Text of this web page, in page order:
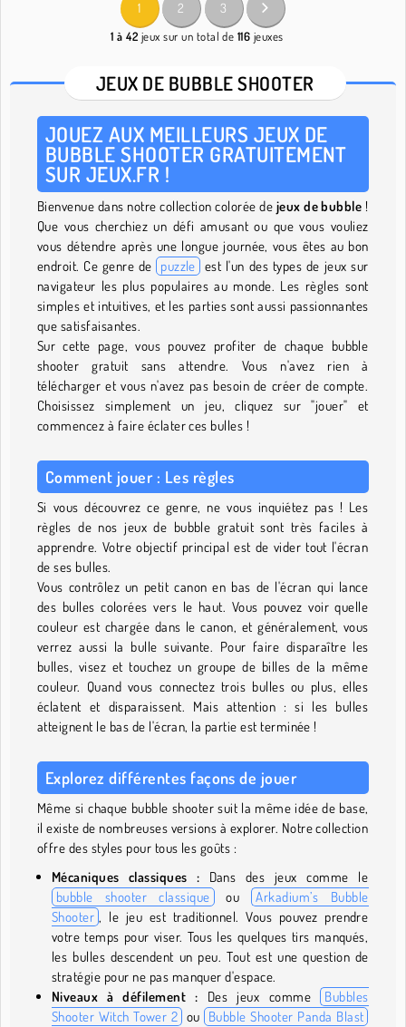
1 2 3
1 à 42 jeux sur un total de 116 jeuxes
JEUX DE BUBBLE SHOOTER
JOUEZ AUX MEILLEURS JEUX DE
BUBBLE SHOOTER GRATUITEMENT
SUR JEUX.FR !
Bienvenue dans notre collection colorée de jeux de bubble !
Que vous cherchiez un défi amusant ou que vous vouliez
vous détendre après une longue journée, vous êtes au bon
endroit. Ce genre de puzzle est l'un des types de jeux sur
navigateur les plus populaires au monde. Les règles sont
simples et intuitives, et les parties sont aussi passionnantes
que satisfaisantes.
Sur cette page, vous pouvez profiter de chaque bubble
shooter gratuit sans attendre. Vous n'avez rien à
télécharger et vous n'avez pas besoin de créer de compte.
Choisissez simplement un jeu, cliquez sur "jouer" et
commencez à faire éclater ces bulles !
Comment jouer : Les règles
Si vous découvrez ce genre, ne vous inquiétez pas ! Les
règles de nos jeux de bubble gratuit sont très faciles à
apprendre. Votre objectif principal est de vider tout l'écran
de ses bulles.
Vous contrôlez un petit canon en bas de l'écran qui lance
des bulles colorées vers le haut. Vous pouvez voir quelle
couleur est chargée dans le canon, et généralement, vous
verrez aussi la bulle suivante. Pour faire disparaître les
bulles, visez et touchez un groupe de billes de la même
couleur. Quand vous connectez trois bulles ou plus, elles
éclatent et disparaissent. Mais attention : si les bulles
atteignent le bas de l'écran, la partie est terminée !
Explorez différentes façons de jouer
Même si chaque bubble shooter suit la même idée de base,
il existe de nombreuses versions à explorer. Notre collection
offre des styles pour tous les goûts :
Mécaniques classiques : Dans des jeux comme le
bubble shooter classique
ou
Arkadium’s Bubble
Shooter , le jeu est traditionnel. Vous pouvez prendre
votre temps pour viser. Tous les quelques tirs manqués,
les bulles descendent un peu. Tout est une question de
stratégie pour ne pas manquer d'espace.
Niveaux à défilement : Des jeux comme
Bubbles
Shooter Witch Tower 2 ou Bubble Shooter Panda Blast